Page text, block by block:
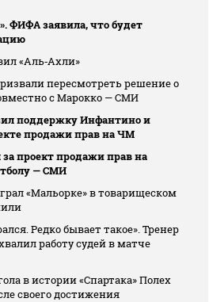
ФИФА заявила, что будет
«Аль‑Ахли»
пересмотреть решение о
с Марокко — СМИ
поддержку Инфантино и
продажи прав на ЧМ
проект продажи прав на
— СМИ
«Мальорке» в товарищеском
Редко бывает такое». Тренер
работу судей в матче
в истории «Спартака» Полех
своего достижения